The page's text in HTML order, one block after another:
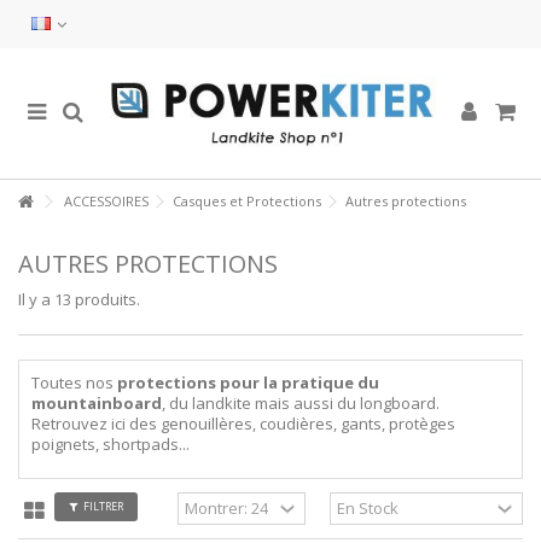
ACCESSOIRES Casques et Protections Autres protections
AUTRES PROTECTIONS
Il y a 13 produits.
Toutes nos protections pour la pratique du
mountainboard, du landkite mais aussi du longboard.
Retrouvez ici des genouillères, coudières, gants, protèges
poignets, shortpads...
FILTRER